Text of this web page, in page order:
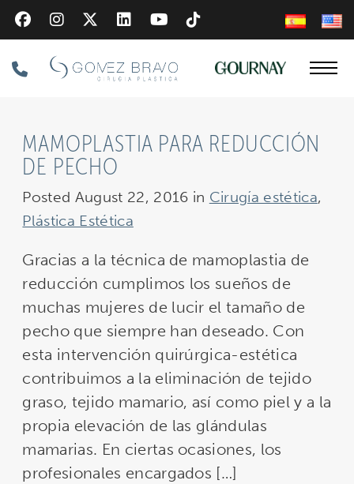
Skip
to
main
content
Phone
MAMOPLASTIA PARA REDUCCIÓN
DE PECHO
Posted August 22, 2016 in Cirugía estética,
Plástica Estética
Gracias a la técnica de mamoplastia de
reducción cumplimos los sueños de
muchas mujeres de lucir el tamaño de
pecho que siempre han deseado. Con
esta intervención quirúrgica-estética
contribuimos a la eliminación de tejido
graso, tejido mamario, así como piel y a la
propia elevación de las glándulas
mamarias. En ciertas ocasiones, los
profesionales encargados […]